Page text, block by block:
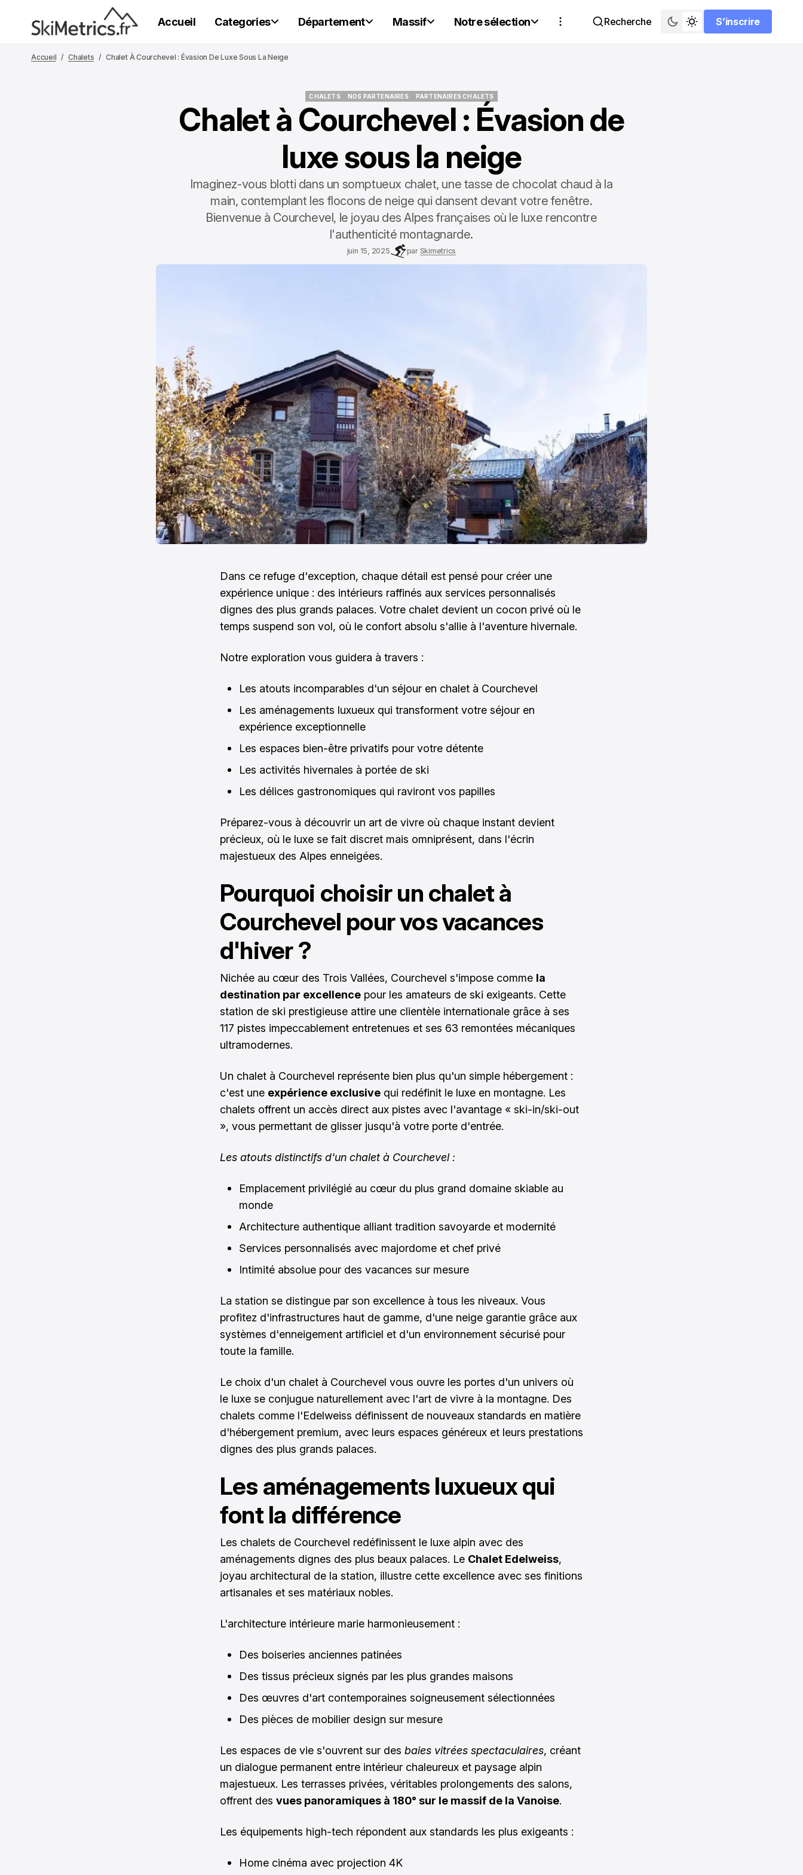
Accueil Categories Département Massif Notre sélection Recherche
S’inscrire
S’inscrire
Accueil Chalets Chalet À Courchevel : Évasion De Luxe Sous La Neige
CHALETS
CHALETS
NOS PARTENAIRES
NOS PARTENAIRES
PARTENAIRES CHALETS
PARTENAIRES CHALETS
Chalet à Courchevel : Évasion de
luxe sous la neige
Imaginez-vous blotti dans un somptueux chalet, une tasse de chocolat chaud à la
main, contemplant les flocons de neige qui dansent devant votre fenêtre.
Bienvenue à Courchevel, le joyau des Alpes françaises où le luxe rencontre
l'authenticité montagnarde.
juin 15, 2025 par Skimetrics
Dans ce refuge d'exception, chaque détail est pensé pour créer une
expérience unique : des intérieurs raffinés aux services personnalisés
dignes des plus grands palaces. Votre chalet devient un cocon privé où le
temps suspend son vol, où le confort absolu s'allie à l'aventure hivernale.
Notre exploration vous guidera à travers :
Les atouts incomparables d'un séjour en chalet à Courchevel
Les aménagements luxueux qui transforment votre séjour en
expérience exceptionnelle
Les espaces bien-être privatifs pour votre détente
Les activités hivernales à portée de ski
Les délices gastronomiques qui raviront vos papilles
Préparez-vous à découvrir un art de vivre où chaque instant devient
précieux, où le luxe se fait discret mais omniprésent, dans l'écrin
majestueux des Alpes enneigées.
Pourquoi choisir un chalet à
Courchevel pour vos vacances
d'hiver ?
Nichée au cœur des Trois Vallées, Courchevel s'impose comme la
destination par excellence pour les amateurs de ski exigeants. Cette
station de ski prestigieuse attire une clientèle internationale grâce à ses
117 pistes impeccablement entretenues et ses 63 remontées mécaniques
ultramodernes.
Un chalet à Courchevel représente bien plus qu'un simple hébergement :
c'est une expérience exclusive qui redéfinit le luxe en montagne. Les
chalets offrent un accès direct aux pistes avec l'avantage « ski-in/ski-out
», vous permettant de glisser jusqu'à votre porte d'entrée.
Les atouts distinctifs d'un chalet à Courchevel :
Emplacement privilégié au cœur du plus grand domaine skiable au
monde
Architecture authentique alliant tradition savoyarde et modernité
Services personnalisés avec majordome et chef privé
Intimité absolue pour des vacances sur mesure
La station se distingue par son excellence à tous les niveaux. Vous
profitez d'infrastructures haut de gamme, d'une neige garantie grâce aux
systèmes d'enneigement artificiel et d'un environnement sécurisé pour
toute la famille.
Le choix d'un chalet à Courchevel vous ouvre les portes d'un univers où
le luxe se conjugue naturellement avec l'art de vivre à la montagne. Des
chalets comme l'Edelweiss définissent de nouveaux standards en matière
d'hébergement premium, avec leurs espaces généreux et leurs prestations
dignes des plus grands palaces.
Les aménagements luxueux qui
font la différence
Les chalets de Courchevel redéfinissent le luxe alpin avec des
aménagements dignes des plus beaux palaces. Le Chalet Edelweiss,
joyau architectural de la station, illustre cette excellence avec ses finitions
artisanales et ses matériaux nobles.
L'architecture intérieure marie harmonieusement :
Des boiseries anciennes patinées
Des tissus précieux signés par les plus grandes maisons
Des œuvres d'art contemporaines soigneusement sélectionnées
Des pièces de mobilier design sur mesure
Les espaces de vie s'ouvrent sur des baies vitrées spectaculaires, créant
un dialogue permanent entre intérieur chaleureux et paysage alpin
majestueux. Les terrasses privées, véritables prolongements des salons,
offrent des vues panoramiques à 180° sur le massif de la Vanoise.
Les équipements high-tech répondent aux standards les plus exigeants :
Home cinéma avec projection 4K